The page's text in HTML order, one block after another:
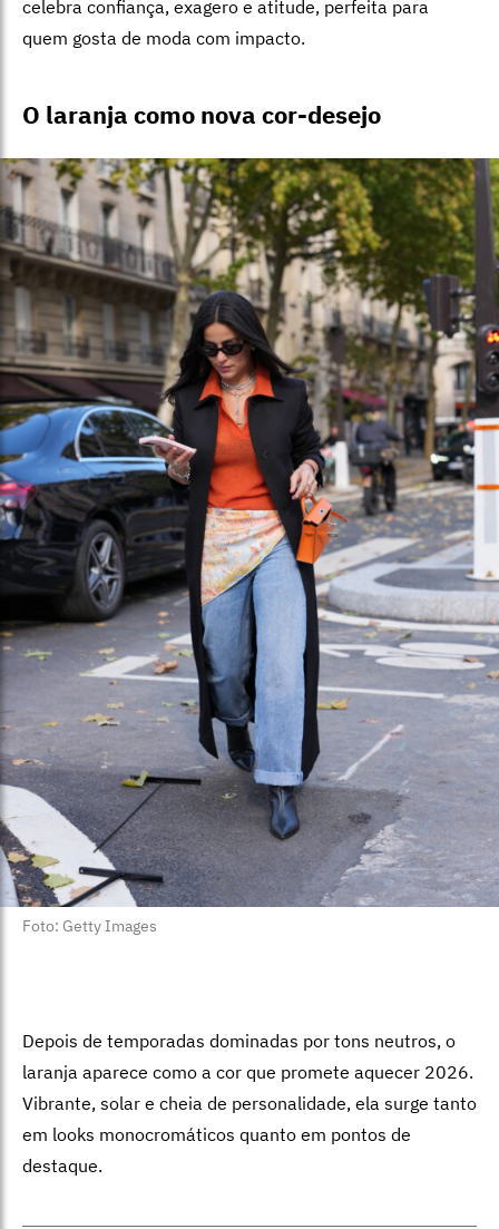
celebra confiança, exagero e atitude, perfeita para
quem gosta de moda com impacto.
O laranja como nova cor-desejo
Foto: Getty Images
Depois de temporadas dominadas por tons neutros, o
laranja aparece como a cor que promete aquecer 2026.
Vibrante, solar e cheia de personalidade, ela surge tanto
em looks monocromáticos quanto em pontos de
destaque.